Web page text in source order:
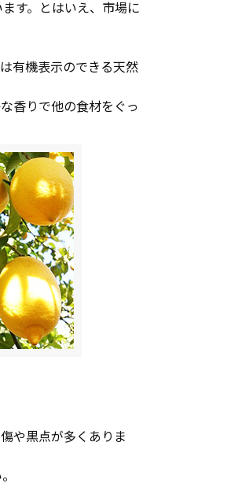
す。とはいえ、市場に
有機表示のできる天然
香りで他の食材をぐっ
や黒点が多くありま